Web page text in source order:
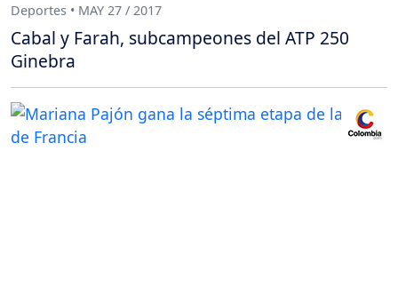
Deportes • MAY 27 / 2017
Cabal y Farah, subcampeones del ATP 250
Ginebra